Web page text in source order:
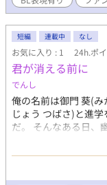
短編 連載中 なし
お気に入り : 1 24h.ポ
君が消える前に
でんし
俺の名前は御門 葵(み
じょう つばさ)と進
だ。 そんなある日、
幸せを教えてあげて
にしてあげられるの
(幽太)の日常を描い
と思います。 ※葵と